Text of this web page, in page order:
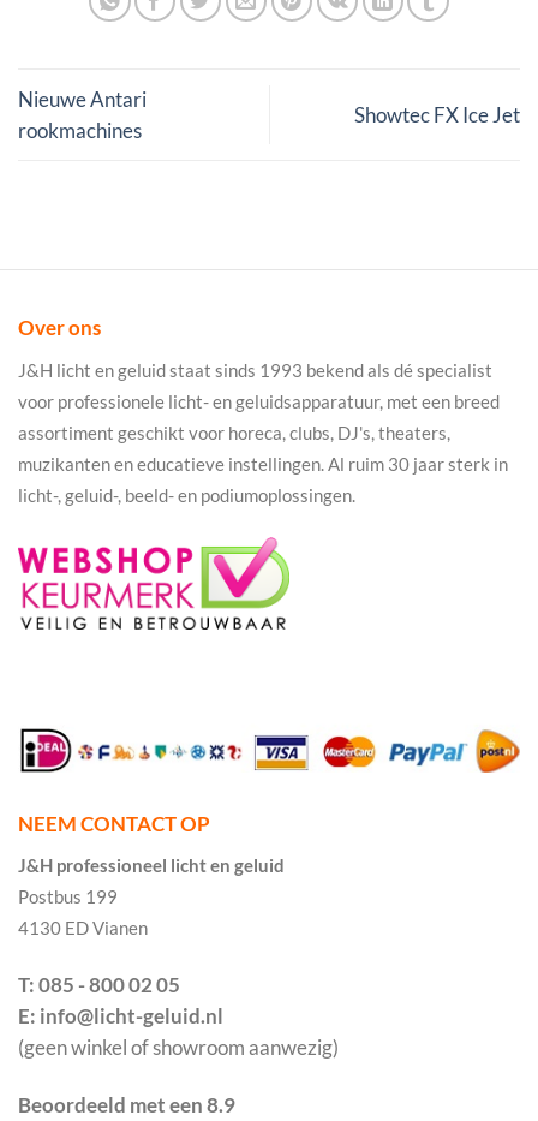
Nieuwe Antari
rookmachines
Showtec FX Ice Jet
Over ons
J&H licht en geluid staat sinds 1993 bekend als dé specialist
voor professionele licht- en geluidsapparatuur, met een breed
assortiment geschikt voor horeca, clubs, DJ's, theaters,
muzikanten en educatieve instellingen. Al ruim 30 jaar sterk in
licht-, geluid-, beeld- en podiumoplossingen.
NEEM CONTACT OP
J&H professioneel licht en geluid
Postbus 199
4130 ED Vianen
T: 085 - 800 02 05
E: info@licht-geluid.nl
(geen winkel of showroom aanwezig)
Beoordeeld met een 8.9